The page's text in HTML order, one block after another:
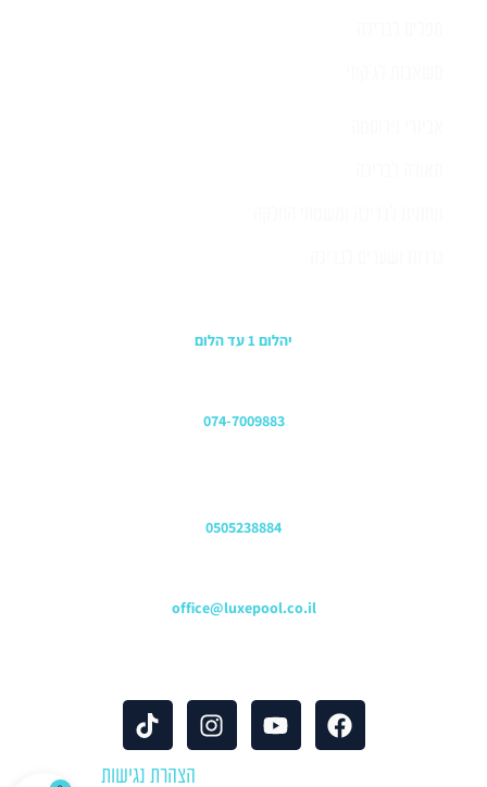
יהלום 1 עד הלום
074-7009883
0505238884
office@luxepool.co.il
הצהרת נגישות